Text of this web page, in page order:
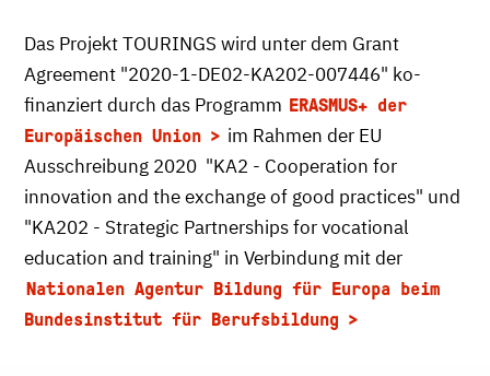
Das Projekt TOURINGS wird unter dem Grant
Agreement "2020-1-DE02-KA202-007446" ko-
finanziert durch das Programm ERASMUS+ der
Europäischen Union
im Rahmen der EU
Ausschreibung 2020 "KA2 - Cooperation for
innovation and the exchange of good practices" und
"KA202 - Strategic Partnerships for vocational
education and training" in Verbindung mit der
Nationalen Agentur Bildung für Europa beim
Bundesinstitut für Berufsbildung